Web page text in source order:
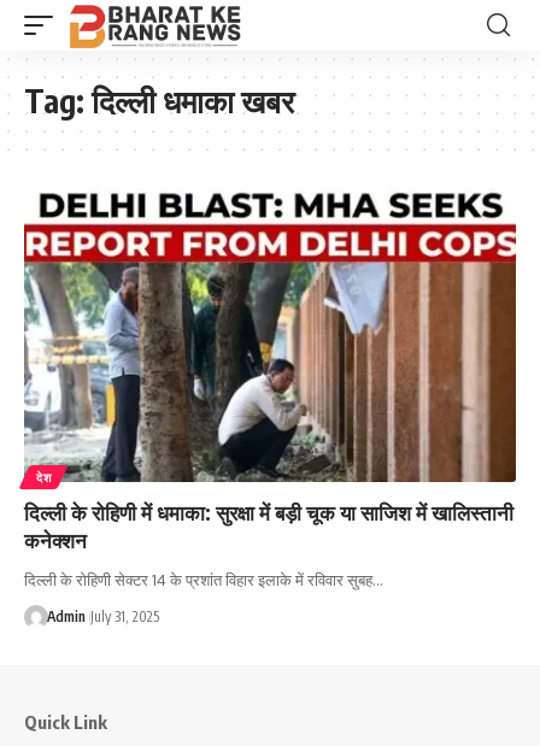
Tag:दिल्ली धमाका खबर
देश
दिल्ली के रोहिणी में धमाका: सुरक्षा में बड़ी चूक या साजिश में खालिस्तानी
कनेक्शन
दिल्ली के रोहिणी सेक्टर 14 के प्रशांत विहार इलाके में रविवार सुबह…
Admin July 31, 2025
Quick Link